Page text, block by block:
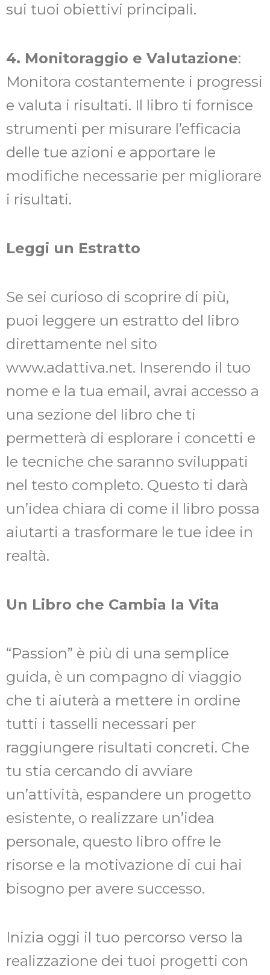
sui tuoi obiettivi principali.
4. Monitoraggio e Valutazione:
Monitora costantemente i progressi
e valuta i risultati. Il libro ti fornisce
strumenti per misurare l’efficacia
delle tue azioni e apportare le
modifiche necessarie per migliorare
i risultati.
Leggi un Estratto
Se sei curioso di scoprire di più,
puoi leggere un estratto del libro
direttamente nel sito
www.adattiva.net. Inserendo il tuo
nome e la tua email, avrai accesso a
una sezione del libro che ti
permetterà di esplorare i concetti e
le tecniche che saranno sviluppati
nel testo completo. Questo ti darà
un’idea chiara di come il libro possa
aiutarti a trasformare le tue idee in
realtà.
Un Libro che Cambia la Vita
“Passion” è più di una semplice
guida, è un compagno di viaggio
che ti aiuterà a mettere in ordine
tutti i tasselli necessari per
raggiungere risultati concreti. Che
tu stia cercando di avviare
un’attività, espandere un progetto
esistente, o realizzare un’idea
personale, questo libro offre le
risorse e la motivazione di cui hai
bisogno per avere successo.
Inizia oggi il tuo percorso verso la
realizzazione dei tuoi progetti con